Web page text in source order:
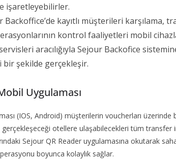
işaretleyebilirler.
Backoffice’de kayıtlı müşterileri karşılama,
kontrol faaliyetleri mobil
aracılığıyla Sejour Backofice
şekilde gerçekleşir.
Uygulaması
(IOS, Android) müşterilerin voucherları üzerinde
otellere ulaşabilecekleri tüm transfer
Sejour QR Reader uygulamasına okutarak
boyunca kolaylık sağlar.